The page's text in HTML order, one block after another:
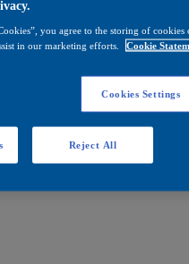
you agree to the storing of
in our marketing efforts.
Cookie
Cookies Settings
Reject All